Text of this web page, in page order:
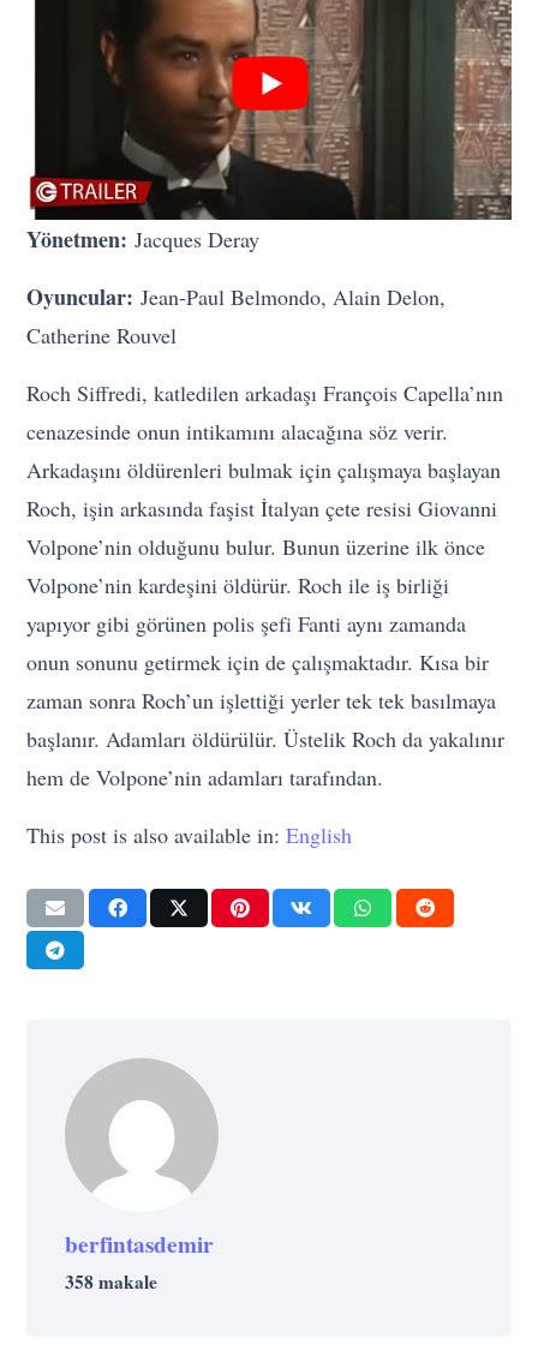
Yönetmen:Jacques Deray
Oyuncular:Jean-Paul Belmondo, Alain Delon,
Catherine Rouvel
Roch Siffredi, katledilen arkadaşı François Capella’nın
cenazesinde onun intikamını alacağına söz verir.
Arkadaşını öldürenleri bulmak için çalışmaya başlayan
Roch, işin arkasında faşist İtalyan çete resisi Giovanni
Volpone’nin olduğunu bulur. Bunun üzerine ilk önce
Volpone’nin kardeşini öldürür. Roch ile iş birliği
yapıyor gibi görünen polis şefi Fanti aynı zamanda
onun sonunu getirmek için de çalışmaktadır. Kısa bir
zaman sonra Roch’un işlettiği yerler tek tek basılmaya
başlanır. Adamları öldürülür. Üstelik Roch da yakalınır
hem de Volpone’nin adamları tarafından.
This post is also available in:English
berfintasdemir
358 makale